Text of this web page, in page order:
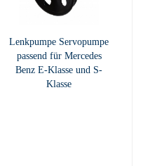
Lenkpumpe Servopumpe
passend für Mercedes
Benz E-Klasse und S-
Klasse